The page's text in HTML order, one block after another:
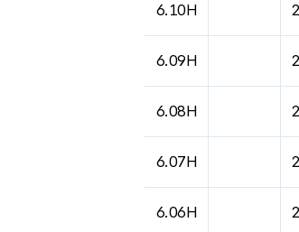
6.10H
6.09H
6.08H
6.07H
6.06H